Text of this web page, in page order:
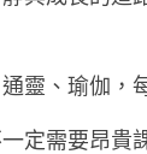
靈、瑜伽，
定需要昂貴